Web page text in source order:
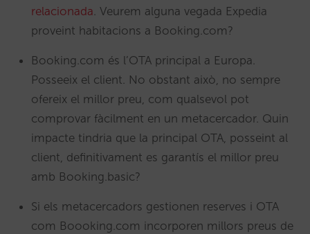
relacionada. Veurem alguna vegada Expedia
proveint habitacions a Booking.com?
Booking.com és l’OTA principal a Europa.
Posseeix el client. No obstant això, no sempre
ofereix el millor preu, com qualsevol pot
comprovar fàcilment en un metacercador. Quin
impacte tindria que la principal OTA, posseint al
client, definitivament es garantís el millor preu
amb Booking.basic?
Si els metacercadors gestionen reserves i OTA
com Boooking.com incorporen millors preus de